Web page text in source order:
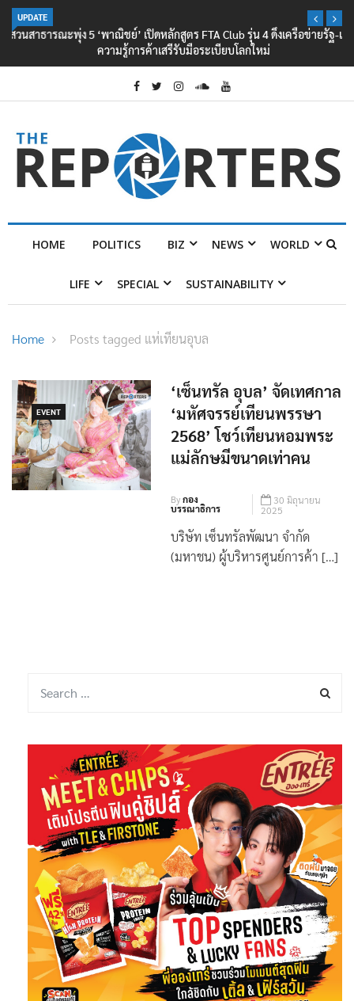
UPDATE
‘พาณิชย์’ เปิดหลักสูตร FTA Club รุ่น 4 ดึงเครือข่ายรัฐ-เอกชน ยกระดับองค์
ความรู้การค้าเสรีรับมือระเบียบโลกใหม่
HOME POLITICS BIZ NEWS WORLD
LIFE SPECIAL SUSTAINABILITY
Home Posts tagged แห่เทียนอุบล
EVENT
‘เซ็นทรัล อุบล’ จัดเทศกาล
‘มหัศจรรย์เทียนพรรษา
2568’ โชว์เทียนหอมพระ
แม่ลักษมีขนาดเท่าคน
Byกอง
บรรณาธิการ
30 มิถุนายน
2025
บริษัท เซ็นทรัลพัฒนา จำกัด
(มหาชน) ผู้บริหารศูนย์การค้า […]